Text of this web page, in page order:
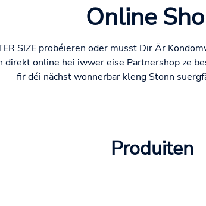
Online
SIZE probéieren oder musst Dir Är
direkt online hei iwwer eise Partnershop ze
fir déi nächst wonnerbar kleng Stonn
Produiten